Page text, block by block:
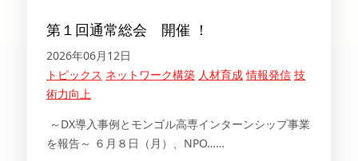
第１回通常総会 開催 ！
2026年06月12日
トピックス ネットワーク構築 人材育成 情報発信 技
術力向上
～DX導入事例とモンゴル高専インターンシップ事業
を報告～ ６月８日（月）、NPO……